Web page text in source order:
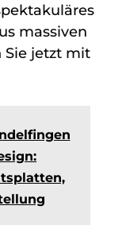
massiven
Sie jetzt mit